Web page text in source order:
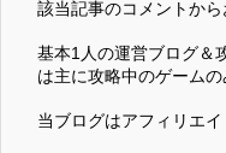
該当記事のコメントから
基本1人の運営ブログ＆
は主に攻略中のゲームの
当ブログはアフィリエイ